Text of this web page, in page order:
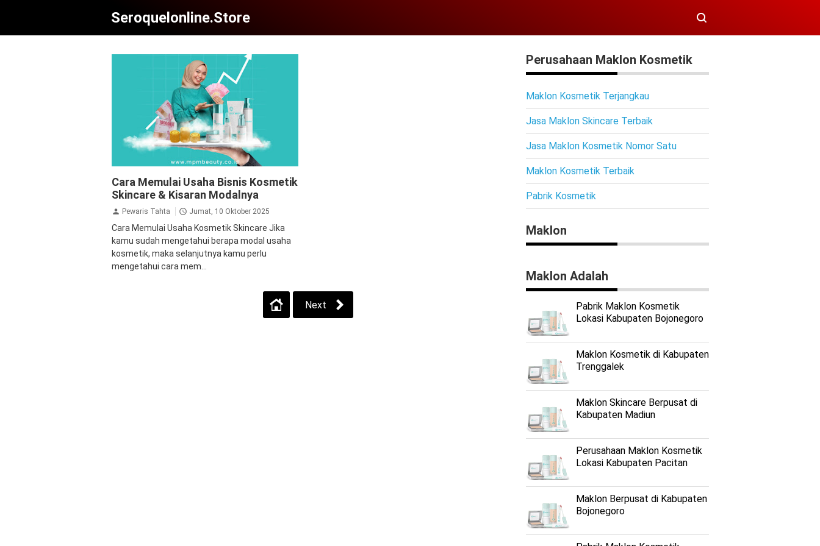
Seroquelonline.store
Skincare & Kisaran Modalnya
Cara Memulai Usaha Bisnis Kosmetik
Skincare & Kisaran Modalnya
Pewaris Tahta Jumat, 10 Oktober 2025
Cara Memulai Usaha Kosmetik Skincare Jika
kamu sudah mengetahui berapa modal usaha
kosmetik, maka selanjutnya kamu perlu
mengetahui cara mem...
Next
Perusahaan Maklon Kosmetik
Maklon Kosmetik Terjangkau
Jasa Maklon Skincare Terbaik
Jasa Maklon Kosmetik Nomor Satu
Maklon Kosmetik Terbaik
Pabrik Kosmetik
Maklon
Maklon Adalah
Pabrik Maklon Kosmetik
Lokasi Kabupaten Bojonegoro
Maklon Kosmetik di Kabupaten
Trenggalek
Maklon Skincare Berpusat di
Kabupaten Madiun
Perusahaan Maklon Kosmetik
Lokasi Kabupaten Pacitan
Maklon Berpusat di Kabupaten
Bojonegoro